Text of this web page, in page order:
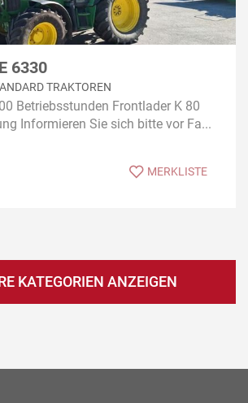
6330
TRAKTOREN
Betriebsstunden Frontlader K 80
Informieren Sie sich bitte vor Fa...
MERKLISTE
KATEGORIEN ANZEIGEN